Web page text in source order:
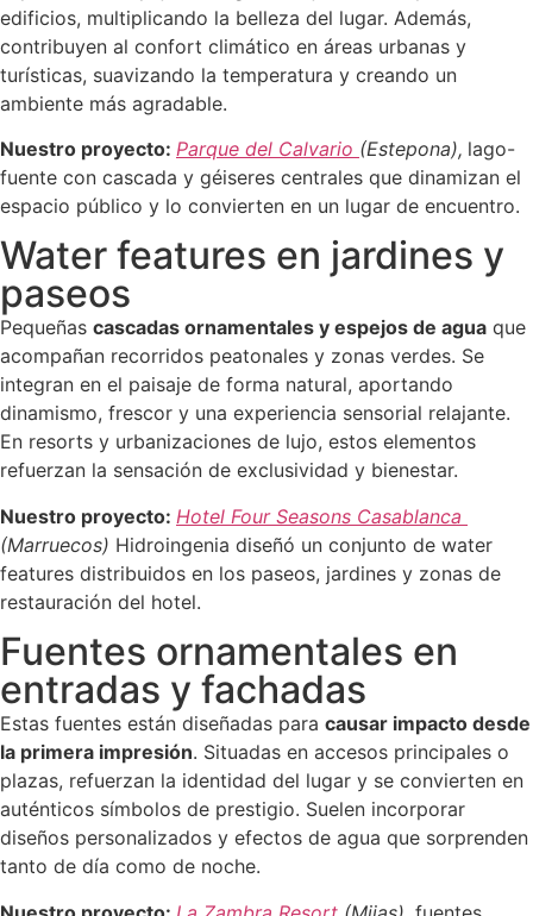
edificios, multiplicando la belleza del lugar. Además,
contribuyen al confort climático en áreas urbanas y
turísticas, suavizando la temperatura y creando un
ambiente más agradable.
Nuestro proyecto: Parque del Calvario (Estepona), lago-
fuente con cascada y géiseres centrales que dinamizan el
espacio público y lo convierten en un lugar de encuentro.
Water features en jardines y
paseos
Pequeñas cascadas ornamentales y espejos de agua que
acompañan recorridos peatonales y zonas verdes. Se
integran en el paisaje de forma natural, aportando
dinamismo, frescor y una experiencia sensorial relajante.
En resorts y urbanizaciones de lujo, estos elementos
refuerzan la sensación de exclusividad y bienestar.
Nuestro proyecto:
(Marruecos) Hidroingenia diseñó un conjunto de water
features distribuidos en los paseos, jardines y zonas de
restauración del hotel.
Fuentes ornamentales en
entradas y fachadas
Estas fuentes están diseñadas para causar impacto desde
la primera impresión. Situadas en accesos principales o
plazas, refuerzan la identidad del lugar y se convierten en
auténticos símbolos de prestigio. Suelen incorporar
diseños personalizados y efectos de agua que sorprenden
tanto de día como de noche.